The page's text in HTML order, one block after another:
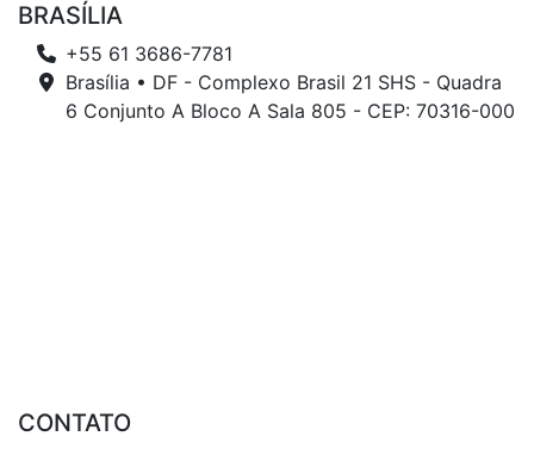
BRASÍLIA
+55 61 3686-7781
Brasília • DF - Complexo Brasil 21 SHS - Quadra
6 Conjunto A Bloco A Sala 805 - CEP: 70316-000
CONTATO